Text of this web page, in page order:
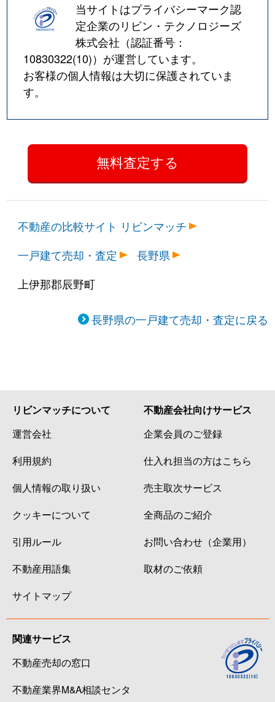
当サイトはプライバシーマーク認
定企業のリビン・テクノロジーズ
株式会社（認証番号：
10830322(10)）が運営しています。
お客様の個人情報は大切に保護されていま
す。
不動産の比較サイト リビンマッチ
一戸建て売却・査定
長野県
上伊那郡辰野町
長野県の一戸建て売却・査定に戻る
リビンマッチについて
運営会社
利用規約
個人情報の取り扱い
クッキーについて
引用ルール
不動産用語集
サイトマップ
不動産会社向けサービス
企業会員のご登録
仕入れ担当の方はこちら
売主取次サービス
全商品のご紹介
お問い合わせ（企業用）
取材のご依頼
関連サービス
不動産売却の窓口
不動産業界M&A相談センタ